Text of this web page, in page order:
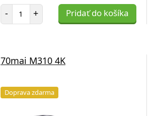
- Počet položiek
+ Pridať do košíka
70mai M310 4K
Doprava zdarma